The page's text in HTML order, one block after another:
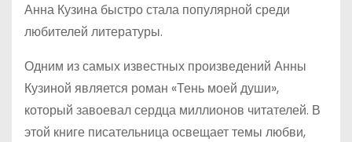
Анна Кузина быстро стала популярной среди
любителей литературы.
Одним из самых известных произведений Анны
Кузиной является роман «Тень моей души»,
который завоевал сердца миллионов читателей. В
этой книге писательница освещает темы любви,